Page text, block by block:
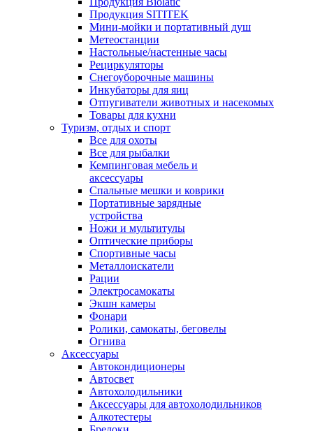
Продукция SITITEK
Мини-мойки и портативный душ
Метеостанции
Настольные/настенные часы
Рециркуляторы
Снегоуборочные машины
Инкубаторы для яиц
Отпугиватели животных и насекомых
Товары для кухни
Туризм, отдых и спорт
Все для охоты
Все для рыбалки
Кемпинговая мебель и
аксессуары
Спальные мешки и коврики
Портативные зарядные
устройства
Ножи и мультитулы
Оптические приборы
Спортивные часы
Металлоискатели
Рации
Электросамокаты
Экшн камеры
Фонари
Ролики, самокаты, беговелы
Огнива
Аксессуары
Автокондиционеры
Aвтосвет
Автохолодильники
Аксессуары для автохолодильников
Алкотестеры